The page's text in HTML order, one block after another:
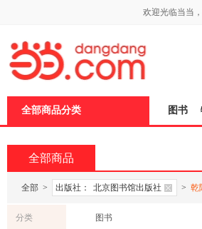
欢迎光临当当
全部商品分类 图书
全部商品
全部 > 出版社： 北京图书馆出版社 > 乾
分类 图书
页
加